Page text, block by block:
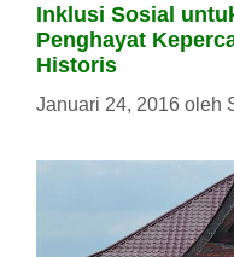
Inklusi Sosial
Penghayat
Historis
Januari 24, 2016 oleh